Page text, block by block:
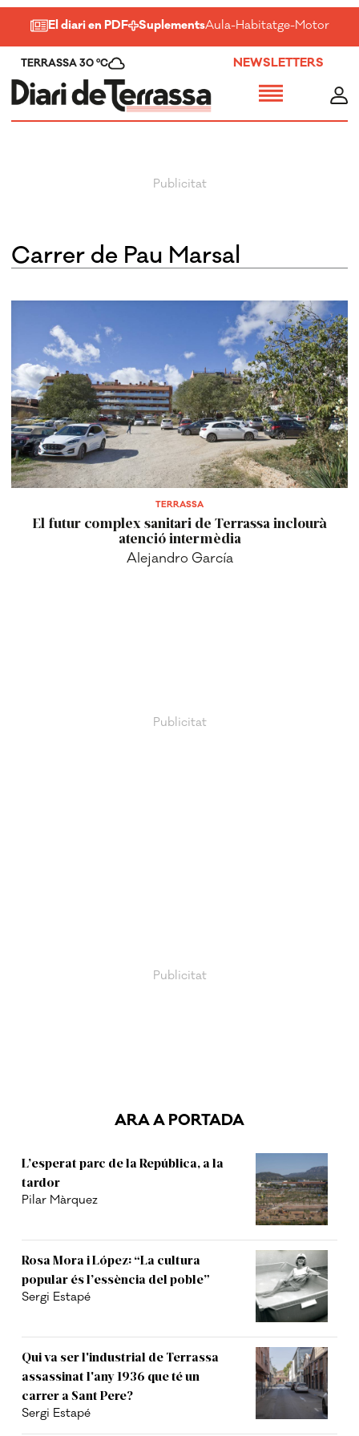
El diari en PDF SuplementsAula-Habitatge-Motor-
TERRASSA 30 ºC NEWSLETTERS
carrer de Pau Marsal
TERRASSA
El futur complex sanitari de Terrassa inclourà
atenció intermèdia
Alejandro García
ARA A PORTADA
L’esperat parc de la República, a la
tardor
Pilar Màrquez
Rosa Mora i López: “La cultura
popular és l’essència del poble”
Sergi Estapé
Qui va ser l'industrial de Terrassa
assassinat l'any 1936 que té un
carrer a Sant Pere?
Sergi Estapé